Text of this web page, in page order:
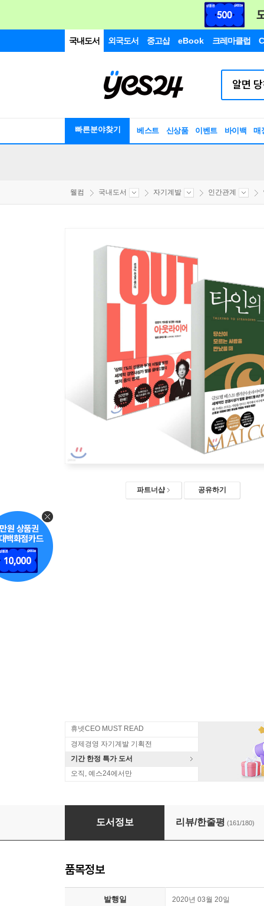
국내도서 외국도서 중고샵 eBook 크레마클럽
빠른분야찾기 베스트 신상품 이벤트 바이백 매
웰컴 국내도서 자기계발 인간관계
파트너샵 공유하기
휴넷CEO MUST READ
경제경영 자기계발 기획전
기간 한정 특가 도서
오직, 예스24에서만
아웃라이어 + 타인의 해석
도서정보 리뷰/한줄평 (161/180)
품목정보
발행일 2020년 03월 20일